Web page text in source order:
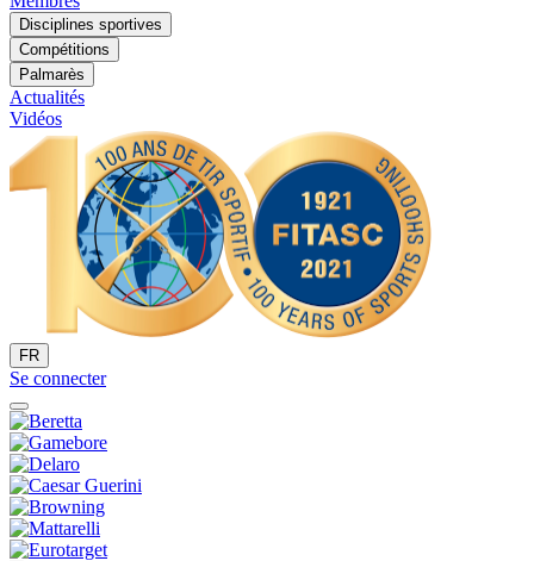
Disciplines sportives
Compétitions
Palmarès
Actualités
Vidéos
FR
Se connecter